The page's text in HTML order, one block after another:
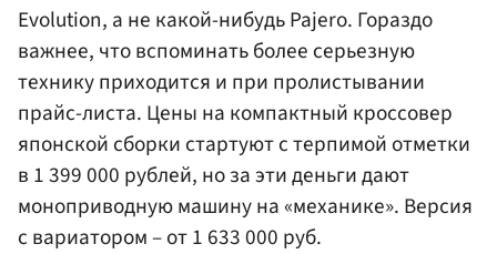
Evolution, а не какой-нибудь Pajero. Гораздо
важнее, что вспоминать более серьезную
технику приходится и при пролистывании
прайс-листа. Цены на компактный кроссовер
японской сборки стартуют с терпимой отметки
в 1 399 000 рублей, но за эти деньги дают
моноприводную машину на «механике». Версия
с вариатором – от 1 633 000 руб.